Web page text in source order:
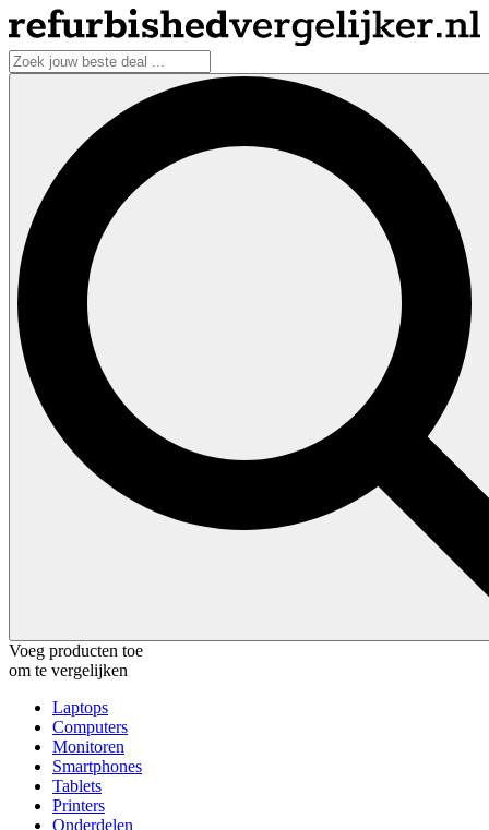
Voeg producten toe
om te vergelijken
Laptops
Computers
Monitoren
Smartphones
Tablets
Printers
Onderdelen